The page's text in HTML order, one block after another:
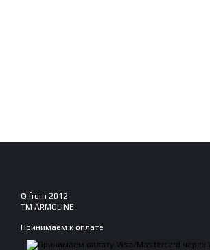
© from 2012
TM ARMOLINE
Принимаем к оплате